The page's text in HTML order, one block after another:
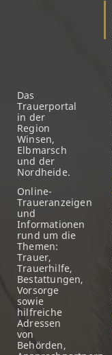
Das
Trauerportal
in der
Region
Winsen,
Elbmarsch
und der
Nordheide.
Online-
Traueranzeigen
und
Informationen
rund um die
Themen:
Trauer,
Trauerhilfe,
Bestattungen,
Vorsorge
sowie
hilfreiche
Adressen
von
Behörden,